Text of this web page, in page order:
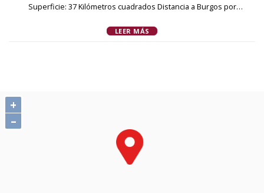
Superficie: 37 Kilómetros cuadrados Distancia a Burgos por
judicial: Aranda de duero Personajes ilustres Datos
Evolución de la población desde 1842 Población en los últimos
tres años en todos los nucleos poblacionales del municipio.
LEER MÁS
+
–